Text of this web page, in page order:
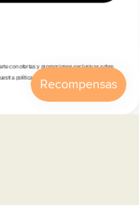
Cuenta Carrito
con ofertas y promociones exclusivas sobre
política de privacidad para más detalles